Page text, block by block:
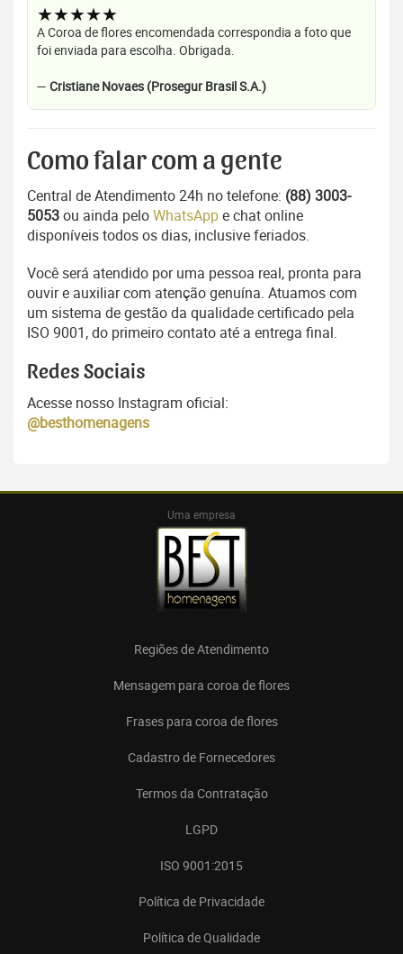
★★★★★
A Coroa de flores encomendada correspondia a foto que
foi enviada para escolha. Obrigada.
— Cristiane Novaes (Prosegur Brasil S.A.)
Como falar com a gente
Central de Atendimento 24h no telefone: (88) 3003-
5053ou ainda peloWhatsAppe chat online
disponíveis todos os dias, inclusive feriados.
Você será atendido por uma pessoa real, pronta para
ouvir e auxiliar com atenção genuína. Atuamos com
um sistema de gestão da qualidade certificado pela
ISO 9001, do primeiro contato até a entrega final.
Redes Sociais
Acesse nosso Instagram oficial:
@besthomenagens
Uma empresa
Regiões de Atendimento
Mensagem para coroa de flores
Frases para coroa de flores
Cadastro de Fornecedores
Termos da Contratação
LGPD
ISO 9001:2015
Política de Privacidade
Política de Qualidade